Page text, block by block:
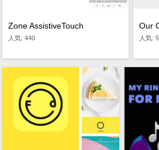
Zone AssistiveTouch
人気: 440
Our
人気: